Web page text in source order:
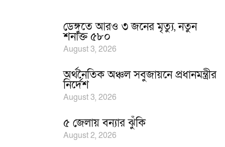
ডেঙ্গুতে আরও ৩ জনের মৃত্যু, নতুন
শনাক্ত ৫৮০
August 3, 2026
অর্থনৈতিক অঞ্চল সবুজায়নে প্রধানমন্ত্রীর
নির্দেশ
August 3, 2026
৫ জেলায় বন্যার ঝুঁকি
August 2, 2026